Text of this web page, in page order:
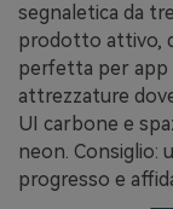
segnaletica da
prodotto attivo,
perfetta per app
attrezzature
UI carbone e
neon. Consiglio:
progresso e